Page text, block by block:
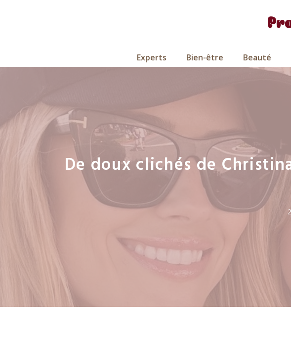
Experts Bien-être Beauté
De doux clichés de